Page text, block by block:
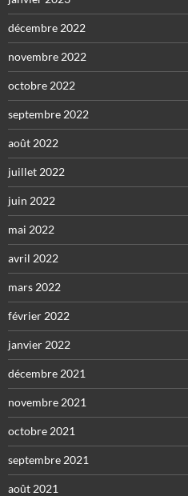
décembre 2022
novembre 2022
octobre 2022
septembre 2022
août 2022
juillet 2022
juin 2022
mai 2022
avril 2022
mars 2022
février 2022
janvier 2022
décembre 2021
novembre 2021
octobre 2021
septembre 2021
août 2021